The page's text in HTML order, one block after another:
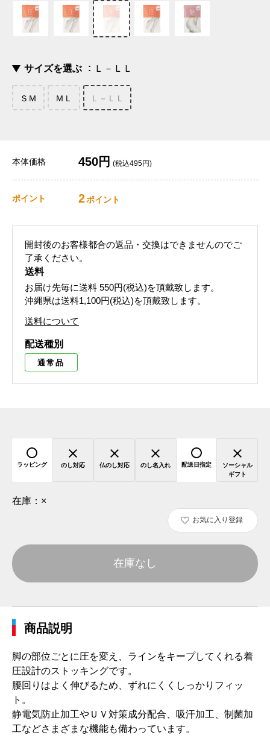
サイズを選ぶ Ｌ－ＬＬ
ＳＭ ＭＬ Ｌ－ＬＬ
本体価格 450円 (税込495円)
ポイント 2ポイント
開封後のお客様都合の返品・交換はできませんのでご
了承ください。
送料
お届け先毎に送料 550円(税込)を頂戴致します。
沖縄県は送料1,100円(税込)を頂戴致します。
送料について
配送種別
通常品
ラッピング のし対応 仏のし対応 のし名入れ 配送日指定
ソーシャル
ギフト
在庫： ×
お気に入り登録
在庫なし
商品説明
脚の部位ごとに圧を変え、ラインをキープしてくれる着
圧設計のストッキングです。
腰回りはよく伸びるため、ずれにくくしっかりフィッ
ト。
静電気防止加工やＵＶ対策成分配合、吸汗加工、制菌加
工などさまざまな機能も備わっています。